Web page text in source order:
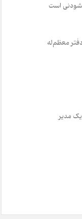
است
معظم‌له
مدیر